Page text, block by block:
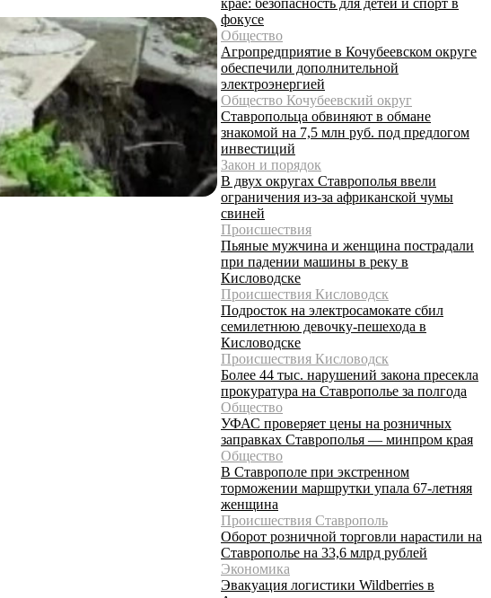
фокусе
Общество
Агропредприятие в Кочубеевском округе
обеспечили дополнительной
электроэнергией
Общество Кочубеевский округ
Ставропольца обвиняют в обмане
знакомой на 7,5 млн руб. под предлогом
инвестиций
Закон и порядок
В двух округах Ставрополья ввели
ограничения из-за африканской чумы
свиней
Происшествия
Пьяные мужчина и женщина пострадали
при падении машины в реку в
Кисловодске
Происшествия Кисловодск
Подросток на электросамокате сбил
семилетнюю девочку-пешехода в
Кисловодске
Происшествия Кисловодск
Более 44 тыс. нарушений закона пресекла
прокуратура на Ставрополье за полгода
Общество
УФАС проверяет цены на розничных
заправках Ставрополья — минпром края
Общество
В Ставрополе при экстренном
торможении маршрутки упала 67-летняя
женщина
Происшествия Ставрополь
Оборот розничной торговли нарастили на
Ставрополье на 33,6 млрд рублей
Экономика
Эвакуация логистики Wildberries в